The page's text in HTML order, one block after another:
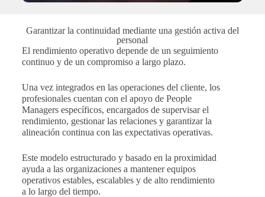
Garantizar la continuidad mediante una gestión activa del
personal
El rendimiento operativo depende de un seguimiento
continuo y de un compromiso a largo plazo.
Una vez integrados en las operaciones del cliente, los
profesionales cuentan con el apoyo de People
Managers específicos, encargados de supervisar el
rendimiento, gestionar las relaciones y garantizar la
alineación continua con las expectativas operativas.
Este modelo estructurado y basado en la proximidad
ayuda a las organizaciones a mantener equipos
operativos estables, escalables y de alto rendimiento
a lo largo del tiempo.